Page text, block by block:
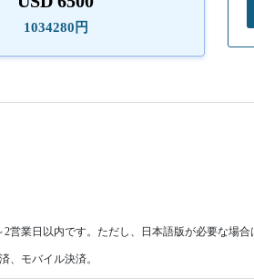
1034280円
営業日以内です。ただし、日本語版が必要な場合
、モバイル決済。